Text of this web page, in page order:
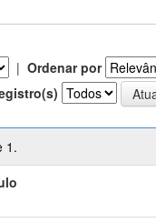
| Ordenar por
1.